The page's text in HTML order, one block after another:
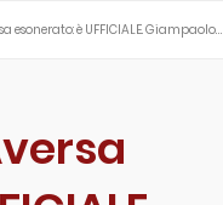
esonerato: è UFFICIALE. Giampaolo…